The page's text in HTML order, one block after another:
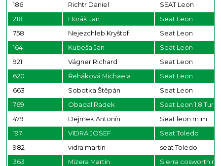
186
Richtr Daniel
SEAT Leon
218
Horák Jan
Seat Leon
758
Nejezchleb Kryštof
Seat Leon
164
Kubeša Jan
Seat Leon
921
Vágner Richard
Seat Leon
620
Řeháková Michaela
Seat Leon
663
Sobotka Štěpán
Seat Leon
769
Obadal Radek
Seat Leon 1,8
479
Dejmek Antonín
Seat leon m1m
197
VIDRA JOSEF
Seat Toledo
982
vidra martin
seat Toledo
363
Mizera Martin
Sierra cosworth